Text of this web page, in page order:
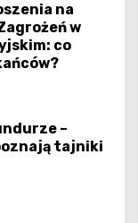
na
w
co
–
tajniki